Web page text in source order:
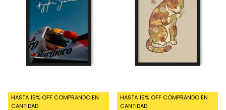
HASTA 15% OFF COMPRANDO EN
CANTIDAD
HASTA 15% OFF COMPRANDO EN
CANTIDAD